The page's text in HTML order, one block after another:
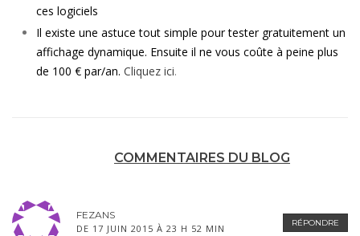
ces logiciels
Il existe une astuce tout simple pour tester gratuitement un
affichage dynamique. Ensuite il ne vous coûte à peine plus
de 100 € par/an. Cliquez ici.
COMMENTAIRES DU BLOG
RÉPONDRE
FEZANS
DE 17 JUIN 2015 À 23 H 52 MIN